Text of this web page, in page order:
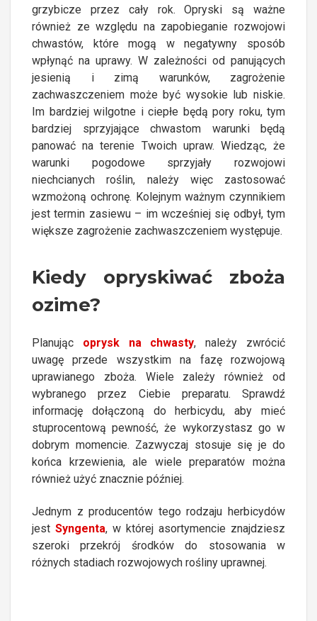
grzybicze przez cały rok. Opryski są ważne
również ze względu na zapobieganie rozwojowi
chwastów, które mogą w negatywny sposób
wpłynąć na uprawy. W zależności od panujących
jesienią i zimą warunków, zagrożenie
zachwaszczeniem może być wysokie lub niskie.
Im bardziej wilgotne i ciepłe będą pory roku, tym
bardziej sprzyjające chwastom warunki będą
panować na terenie Twoich upraw. Wiedząc, że
warunki pogodowe sprzyjały rozwojowi
niechcianych roślin, należy więc zastosować
wzmożoną ochronę. Kolejnym ważnym czynnikiem
jest termin zasiewu – im wcześniej się odbył, tym
większe zagrożenie zachwaszczeniem występuje.
Kiedy opryskiwać zboża
ozime?
Planując oprysk na chwasty, należy zwrócić
uwagę przede wszystkim na fazę rozwojową
uprawianego zboża. Wiele zależy również od
wybranego przez Ciebie preparatu. Sprawdź
informację dołączoną do herbicydu, aby mieć
stuprocentową pewność, że wykorzystasz go w
dobrym momencie. Zazwyczaj stosuje się je do
końca krzewienia, ale wiele preparatów można
również użyć znacznie później.
Jednym z producentów tego rodzaju herbicydów
jest Syngenta, w której asortymencie znajdziesz
szeroki przekrój środków do stosowania w
różnych stadiach rozwojowych rośliny uprawnej.